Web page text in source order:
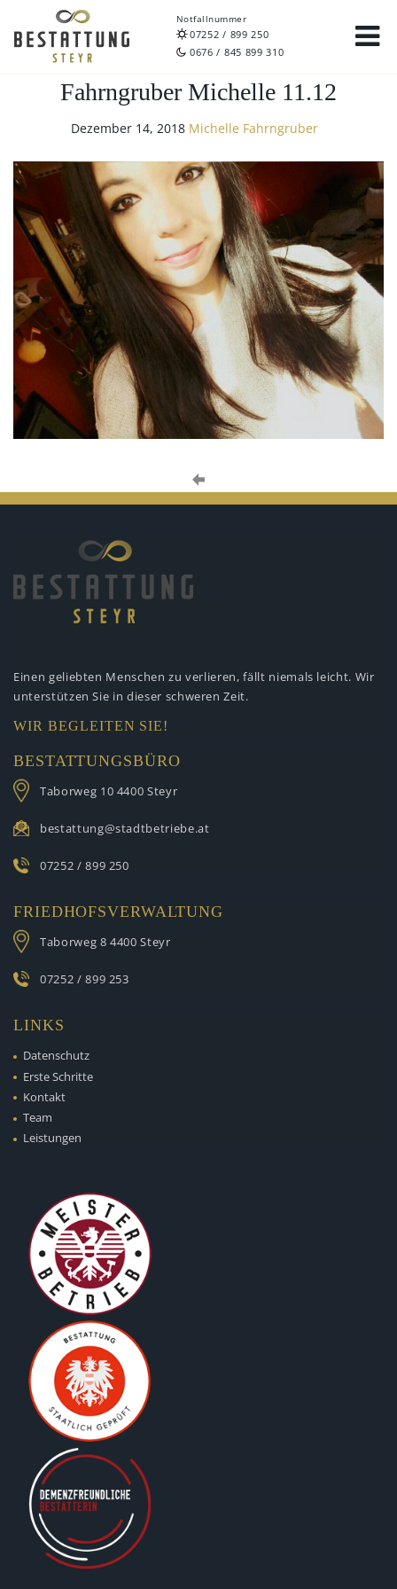
Notfallnummer
07252 / 899 250
0676 / 845 899 310
Fahrngruber Michelle 11.12
Dezember 14, 2018 Michelle Fahrngruber
Einen geliebten Menschen zu verlieren, fällt niemals leicht. Wir
unterstützen Sie in dieser schweren Zeit.
WIR BEGLEITEN SIE!
BESTATTUNGSBÜRO
Taborweg 10 4400 Steyr
bestattung@stadtbetriebe.at
07252 / 899 250
FRIEDHOFSVERWALTUNG
Taborweg 8 4400 Steyr
07252 / 899 253
LINKS
Datenschutz
Erste Schritte
Kontakt
Team
Leistungen